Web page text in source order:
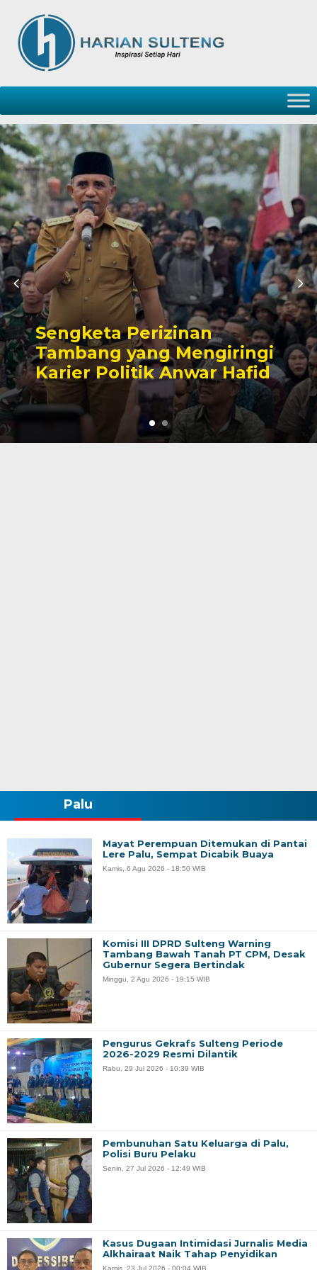
Sengketa Perizinan
Tambang yang Mengiringi
Karier Politik Anwar Hafid
Palu
Mayat Perempuan Ditemukan di Pantai
Lere Palu, Sempat Dicabik Buaya
Kamis, 6 Agu 2026 - 18:50 WIB
Komisi III DPRD Sulteng Warning
Tambang Bawah Tanah PT CPM, Desak
Gubernur Segera Bertindak
Minggu, 2 Agu 2026 - 19:15 WIB
Pengurus Gekrafs Sulteng Periode
2026-2029 Resmi Dilantik
Rabu, 29 Jul 2026 - 10:39 WIB
Pembunuhan Satu Keluarga di Palu,
Polisi Buru Pelaku
Senin, 27 Jul 2026 - 12:49 WIB
Kasus Dugaan Intimidasi Jurnalis Media
Alkhairaat Naik Tahap Penyidikan
Kamis, 23 Jul 2026 - 00:04 WIB